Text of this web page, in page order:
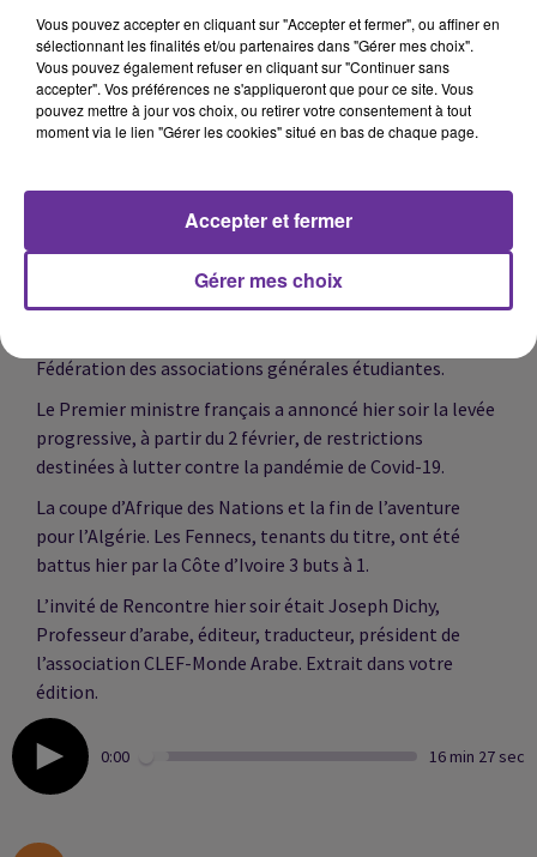
Onze soldats de l'armée irakienne ont été tués dans
l’Est de l’Irak. Une attaque attribuée à des membres du
groupe Etat islamique.
Des musulmans, chrétiens et juifs vont manifester leur
Oubrou fait partie des personnalités qui soutiennent
Les futurs bacheliers sont invités à formuler leurs vœux
d’orientation postbac sur Parcoursup. Nous écouterons
Fédération des associations générales étudiantes.
Le Premier ministre français a annoncé hier soir la levée
progressive, à partir du 2 février, de restrictions
destinées à lutter contre la pandémie de Covid-19.
La coupe d’Afrique des Nations et la fin de l’aventure
pour l’Algérie. Les Fennecs, tenants du titre, ont été
battus hier par la Côte d’Ivoire 3 buts à 1.
L’invité de Rencontre hier soir était Joseph Dichy,
Professeur d’arabe, éditeur, traducteur, président de
l’association CLEF-Monde Arabe. Extrait dans votre
édition.
0:00 16 min 27 sec
Vous pouvez accepter en cliquant sur "Accepter et fermer", ou affiner en
sélectionnant les finalités et/ou partenaires dans "Gérer mes choix".
Vous pouvez également refuser en cliquant sur "Continuer sans
accepter". Vos préférences ne s'appliqueront que pour ce site. Vous
pouvez mettre à jour vos choix, ou retirer votre consentement à tout
moment via le lien "Gérer les cookies" situé en bas de chaque page.
Gérer mes choix
Accepter et fermer